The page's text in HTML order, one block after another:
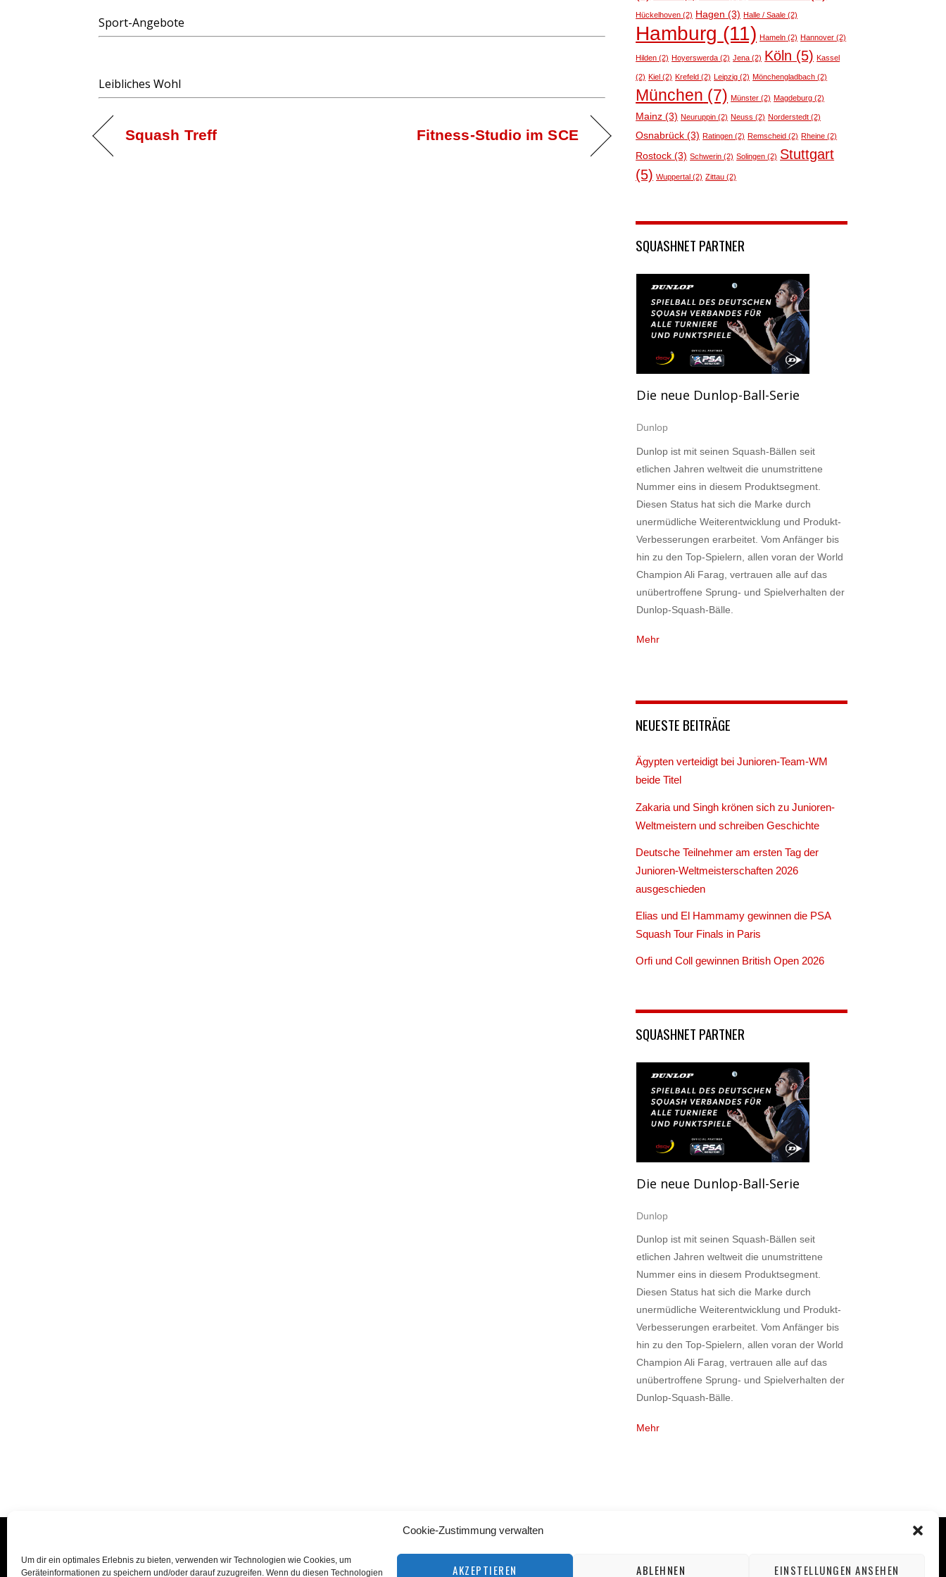
Cookie-Zustimmung verwalten
Um dir ein optimales Erlebnis zu bieten, verwenden wir Technologien wie Cookies, um
Geräteinformationen zu speichern und/oder darauf zuzugreifen. Wenn du diesen Technologien
AKZEPTIEREN ABLEHNEN EINSTELLUNGEN ANSEHEN
Sport-Angebote
Leibliches Wohl
Squash Treff Fitness-Studio im SCE
Hückelhoven (2) Hagen (3) Halle / Saale (2)
Hamburg (11) Hameln (2) Hannover (2)
Hilden (2) Hoyerswerda (2) Jena (2) Köln (5) Kassel
(2) Kiel (2) Krefeld (2) Leipzig (2) Mönchengladbach (2)
München (7) Münster (2) Magdeburg (2)
Mainz (3) Neuruppin (2) Neuss (2) Norderstedt (2)
Osnabrück (3) Ratingen (2) Remscheid (2) Rheine (2)
Rostock (3) Schwerin (2) Solingen (2) Stuttgart
(5) Wuppertal (2) Zittau (2)
SQUASHNET PARTNER
Die neue Dunlop-Ball-Serie
Dunlop
Dunlop ist mit seinen Squash-Bällen seit
etlichen Jahren weltweit die unumstrittene
Nummer eins in diesem Produktsegment.
Diesen Status hat sich die Marke durch
unermüdliche Weiterentwicklung und Produkt-
Verbesserungen erarbeitet. Vom Anfänger bis
hin zu den Top-Spielern, allen voran der World
Champion Ali Farag, vertrauen alle auf das
unübertroffene Sprung- und Spielverhalten der
Dunlop-Squash-Bälle.
Mehr
NEUESTE BEITRÄGE
Ägypten verteidigt bei Junioren-Team-WM
beide Titel
Zakaria und Singh krönen sich zu Junioren-
Weltmeistern und schreiben Geschichte
Deutsche Teilnehmer am ersten Tag der
Junioren-Weltmeisterschaften 2026
ausgeschieden
Elias und El Hammamy gewinnen die PSA
Squash Tour Finals in Paris
Orfi und Coll gewinnen British Open 2026
SQUASHNET PARTNER
Die neue Dunlop-Ball-Serie
Dunlop
Dunlop ist mit seinen Squash-Bällen seit
etlichen Jahren weltweit die unumstrittene
Nummer eins in diesem Produktsegment.
Diesen Status hat sich die Marke durch
unermüdliche Weiterentwicklung und Produkt-
Verbesserungen erarbeitet. Vom Anfänger bis
hin zu den Top-Spielern, allen voran der World
Champion Ali Farag, vertrauen alle auf das
unübertroffene Sprung- und Spielverhalten der
Dunlop-Squash-Bälle.
Mehr